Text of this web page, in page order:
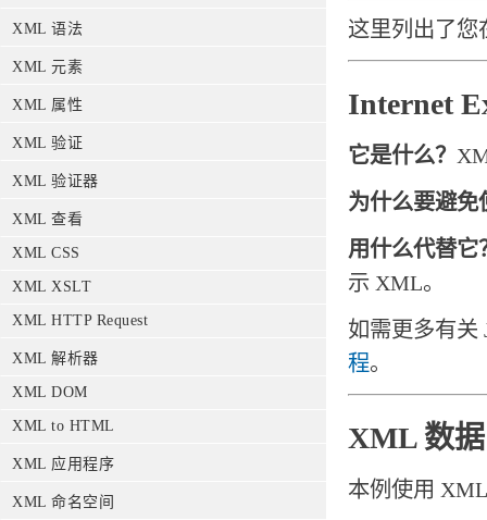
XML 语法
XML 元素
XML 属性
XML 验证
XML 验证器
XML 查看
XML CSS
XML XSLT
XML HTTP Request
XML 解析器
XML DOM
XML to HTML
XML 应用程序
XML 命名空间
这里列出了您
Internet
它是什么？
为什么要避免
用什么代替它
示 XML。
如需更多有关
程。
XML 数
本例使用